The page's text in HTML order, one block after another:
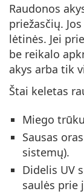
Raudonos
priežasčių.
lėtinės. Jei
be reikalo
akys arba tik
Štai keletas
Miego
Sausas
sistemų).
Didelis UV
saulės prie